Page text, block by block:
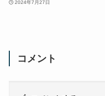
2024年7月27日
コメント